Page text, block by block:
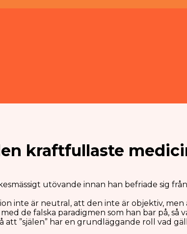
kraftfullaste
utövande innan han befriade sig
inte är neutral, att den inte är objektiv,
de falska paradigmen som han bar på,
att ”själen” har en grundläggande roll vad